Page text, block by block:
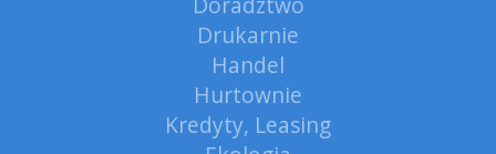
Drukarnie
Handel
Hurtownie
Kredyty, Leasing